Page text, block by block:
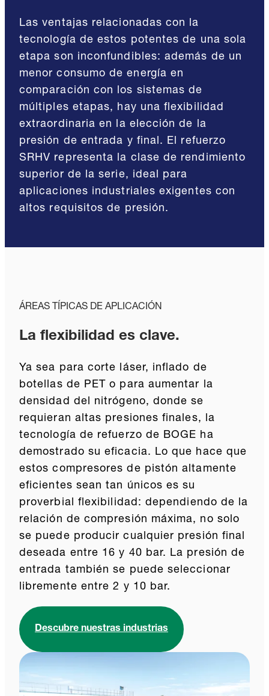
Las ventajas relacionadas con la
tecnología de estos potentes de una sola
etapa son inconfundibles: además de un
menor consumo de energía en
comparación con los sistemas de
múltiples etapas, hay una flexibilidad
extraordinaria en la elección de la
presión de entrada y final. El refuerzo
SRHV representa la clase de rendimiento
superior de la serie, ideal para
aplicaciones industriales exigentes con
altos requisitos de presión.
ÁREAS TÍPICAS DE APLICACIÓN
La flexibilidad es clave.
Ya sea para corte láser, inflado de
botellas de PET o para aumentar la
densidad del nitrógeno, donde se
requieran altas presiones finales, la
tecnología de refuerzo de BOGE ha
demostrado su eficacia. Lo que hace que
estos compresores de pistón altamente
eficientes sean tan únicos es su
proverbial flexibilidad: dependiendo de la
relación de compresión máxima, no solo
se puede producir cualquier presión final
deseada entre 16 y 40 bar. La presión de
entrada también se puede seleccionar
libremente entre 2 y 10 bar.
Descubre nuestras industrias